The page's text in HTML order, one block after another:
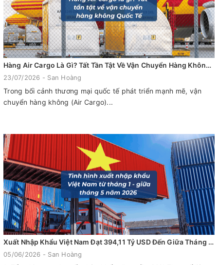
Hàng Air Cargo Là Gì? Tất Tần Tật Về Vận Chuyển Hàng Không Quốc Tế
23/07/2026 - San Hoàng
Trong bối cảnh thương mại quốc tế phát triển mạnh mẽ, vận
chuyển hàng không (Air Cargo)...
Xuất Nhập Khẩu Việt Nam Đạt 394,11 Tỷ USD Đến Giữa Tháng 5/2026: Tăng Trưởng Mạnh Bất Chấp Biến Động Thương Mại Toàn Cầu
05/06/2026 - San Hoàng